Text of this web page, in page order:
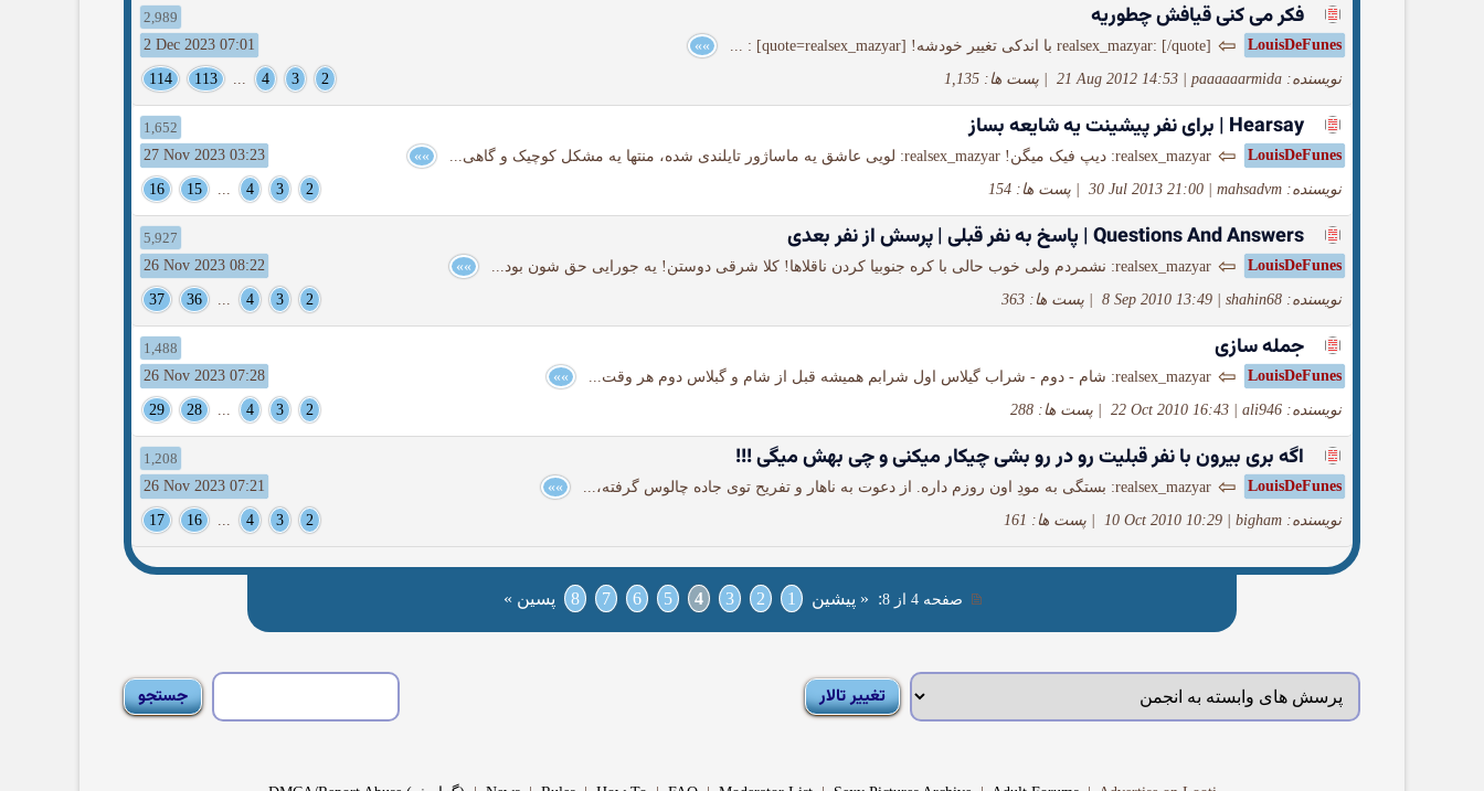
فکر می کنی قیافش چطوریه
2,989
LouisDeFunes
⇦ realsex_mazyar: [/quote] با اندکی تغییر خودشه! [quote=realsex_mazyar] : ... »»
2 Dec 2023 07:01
نویسنده: paaaaaarmida 21 Aug 2012 14:53 پست ها: 1,135 2
3
4
...
113
114
Hearsay | برای نفر پیشینت یه شایعه بساز
1,652
LouisDeFunes
⇦ realsex_mazyar: دیپ فیک میگن! realsex_mazyar: لویی عاشق یه ماساژور تایلندی شده، منتها یه مشکل کوچیک و گاهی... »»
27 Nov 2023 03:23
نویسنده: mahsadvm 30 Jul 2013 21:00 پست ها: 154 2
3
4
...
15
16
Questions And Answers | پاسخ به نفر قبلى | پرسش از نفر بعدى
5,927
LouisDeFunes
⇦ realsex_mazyar: نشمردم ولی خوب حالی با کره جنوبیا کردن ناقلاها! کلا شرقی دوستن! یه جورایی حق شون بود... »»
26 Nov 2023 08:22
نویسنده: shahin68 8 Sep 2010 13:49 پست ها: 363 2
3
4
...
36
37
جمله سازی
1,488
LouisDeFunes
⇦ realsex_mazyar: شام - دوم - شراب گیلاس اول شرابم همیشه قبل از شام و گبلاس دوم هر وقت... »»
26 Nov 2023 07:28
نویسنده: ali946 22 Oct 2010 16:43 پست ها: 288 2
3
4
...
28
29
اگه بری بیرون با نفر قبلیت رو در رو بشی چیكار میكنی و چی بهش میگی !!!
1,208
LouisDeFunes
⇦ realsex_mazyar: بستگی به مودِ اون روزم داره. از دعوت به ناهار و تفریح توی جاده چالوس گرفته،... »»
26 Nov 2023 07:21
نویسنده: bigham 10 Oct 2010 10:29 پست ها: 161 2
3
4
...
16
17
صفحه 4 از 8 : « پیشین 1
2
3
4
5
6
7
8 پسین »